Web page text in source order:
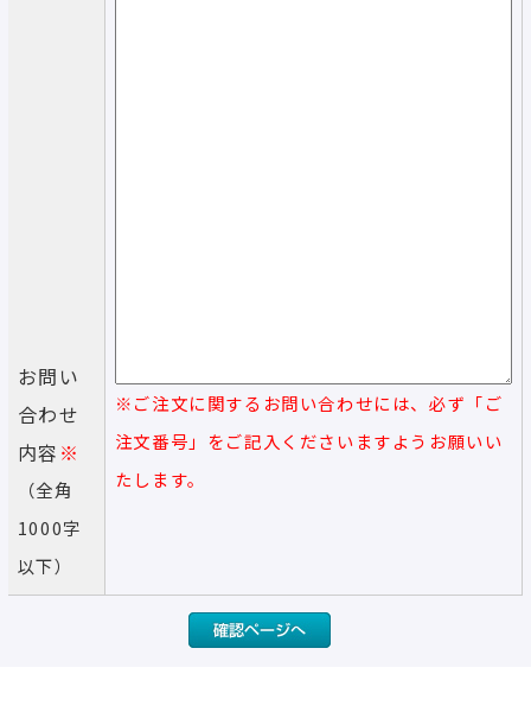
お問い
合わせ
内容 ※
（全角
1000字
以下）
※ご注文に関するお問い合わせには、必ず「ご
注文番号」をご記入くださいますようお願いい
たします。